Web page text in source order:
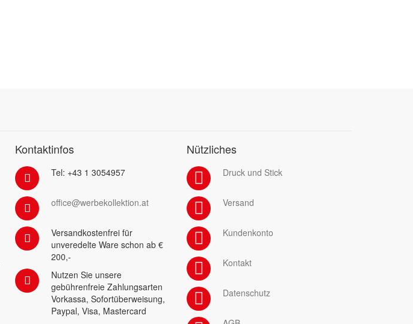
Kontaktinfos
Tel: +43 1 3054957
office@werbekollektion.at
Versandkostenfrei für
unveredelte Ware schon ab €
200,-
Nutzen Sie unsere
gebührenfreie Zahlungsarten
Vorkassa, Sofortüberweisung,
Paypal, Visa, Mastercard
Nützliches
Druck und Stick
Versand
Kundenkonto
Kontakt
Datenschutz